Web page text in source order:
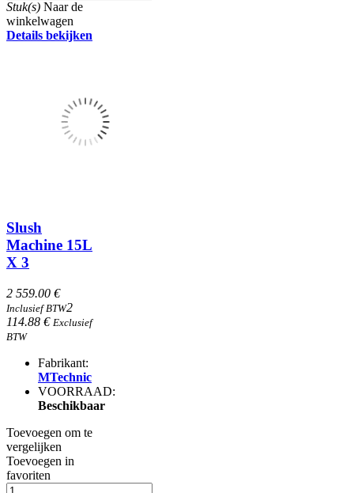
Stuk(s) Naar de
winkelwagen
Details bekijken
Slush
Machine 15L
X 3
2 559.00 €
Inclusief BTW2
114.88 € Exclusief
BTW
Fabrikant:
MTechnic
VOORRAAD:
Beschikbaar
Toevoegen om te
vergelijken
Toevoegen in
favoriten